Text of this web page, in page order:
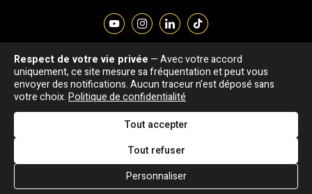
Association "Parler d'sa vie" © Depuis 1997 - Tous droits réservés |
Signaler une erreur |Confidentialité|Gestion des cookies|Dernière
mise à jour : 05/08/2026
DESIGNED &
DEVELOPED BY
Respect de votre vie privée — Avec votre accord
uniquement, ce site mesure sa fréquentation et peut vous
envoyer des notifications. Aucun traceur n’est déposé sans
votre choix.Politique de confidentialité
Tout accepter
Tout refuser
Personnaliser